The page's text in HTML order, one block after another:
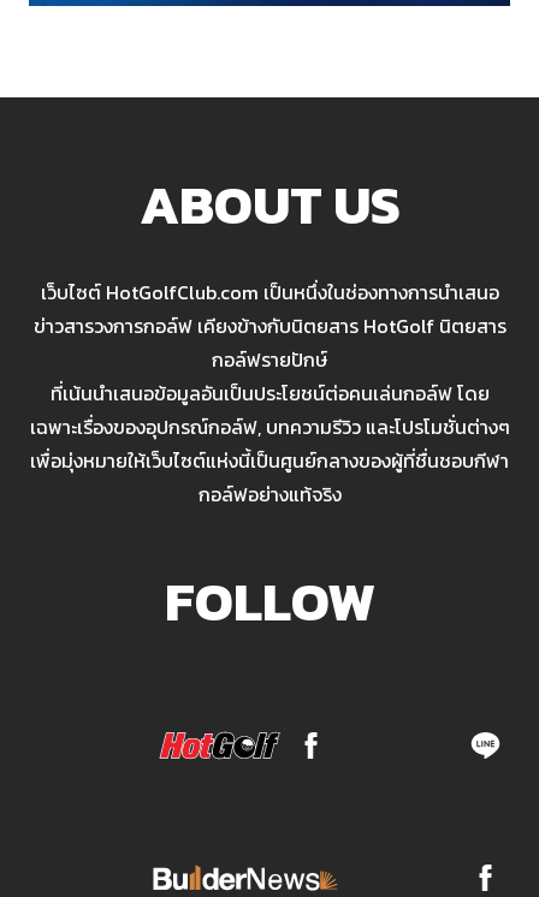
ABOUT US
เว็บไซต์ HotGolfClub.com เป็นหนึ่งในช่องทางการนำเสนอ
ข่าวสารวงการกอล์ฟ เคียงข้างกับนิตยสาร HotGolf นิตยสาร
กอล์ฟรายปักษ์
ที่เน้นนำเสนอข้อมูลอันเป็นประโยชน์ต่อคนเล่นกอล์ฟ โดย
เฉพาะเรื่องของอุปกรณ์กอล์ฟ, บทความรีวิว และโปรโมชั่นต่างๆ
เพื่อมุ่งหมายให้เว็บไซต์แห่งนี้เป็นศูนย์กลางของผู้ที่ชื่นชอบกีฬา
กอล์ฟอย่างแท้จริง
FOLLOW